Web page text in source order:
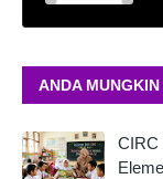
ANDA
CIRC